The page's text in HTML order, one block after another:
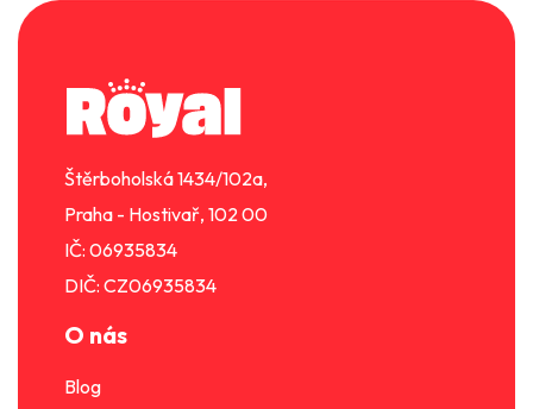
Z
á
Štěrboholská 1434/102a,
Praha - Hostivař, 102 00
IČ: 06935834
DIČ: CZ06935834
O nás
Blog